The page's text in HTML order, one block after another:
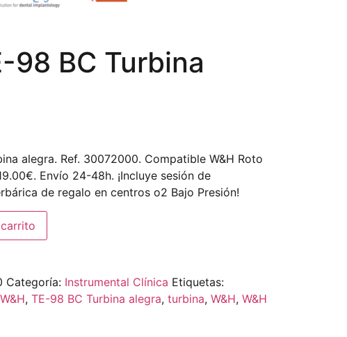
98 BC Turbina
alegra. Ref. 30072000. Compatible W&H Roto
Envío 24-48h. ¡Incluye sesión de
de regalo en centros o2 Bajo Presión!
Categoría: Instrumental Clínica Etiquetas:
, TE-98 BC Turbina alegra, turbina, W&H, W&H